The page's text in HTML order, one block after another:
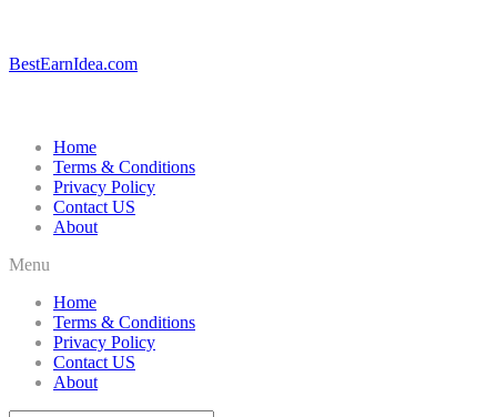
BestEarnIdea.com
Home
Terms & Conditions
Privacy Policy
Contact US
About
Menu
Home
Terms & Conditions
Privacy Policy
Contact US
About